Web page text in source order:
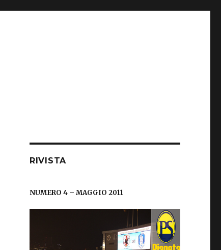
RIVISTA
NUMERO 4 – MAGGIO 2011